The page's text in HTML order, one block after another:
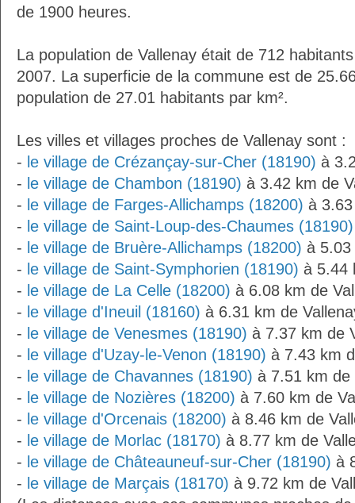
de 1900 heures.
La population de Vallenay était de 712
2007. La superficie de la commune est de
population de 27.01 habitants par km².
Les villes et villages proches de Vallenay sont :
- le village de Crézançay-sur-Cher (18190) à
- le village de Chambon (18190) à 3.42 km de
- le village de Farges-Allichamps (18200) à
- le village de Saint-Loup-des-Chaumes (18190)
- le village de Bruère-Allichamps (18200) à 5.03
- le village de Saint-Symphorien (18190) à 5.44
- le village de La Celle (18200) à 6.08 km de
- le village d'Ineuil (18160) à 6.31 km de
- le village de Venesmes (18190) à 7.37 km de
- le village d'Uzay-le-Venon (18190) à 7.43 km
- le village de Chavannes (18190) à 7.51 km de
- le village de Nozières (18200) à 7.60 km de
- le village d'Orcenais (18200) à 8.46 km de
- le village de Morlac (18170) à 8.77 km de
- le village de Châteauneuf-sur-Cher (18190) à
- le village de Marçais (18170) à 9.72 km de